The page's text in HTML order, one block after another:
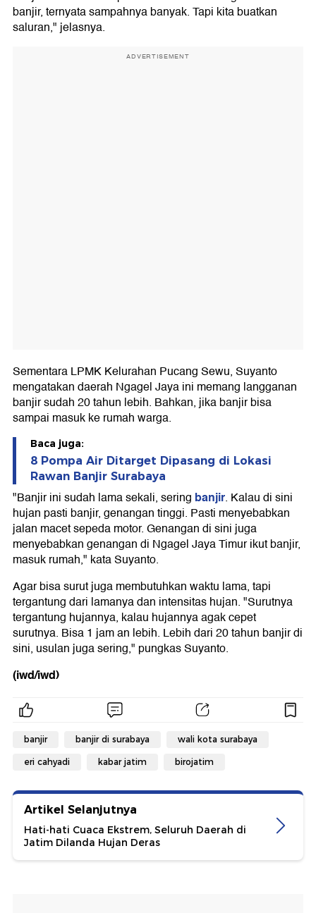
banjir, ternyata sampahnya banyak. Tapi kita buatkan
saluran," jelasnya.
ADVERTISEMENT
Sementara LPMK Kelurahan Pucang Sewu, Suyanto
mengatakan daerah Ngagel Jaya ini memang langganan
banjir sudah 20 tahun lebih. Bahkan, jika banjir bisa
sampai masuk ke rumah warga.
Baca juga:
8 Pompa Air Ditarget Dipasang di Lokasi
Rawan Banjir Surabaya
"Banjir ini sudah lama sekali, sering banjir. Kalau di sini
hujan pasti banjir, genangan tinggi. Pasti menyebabkan
jalan macet sepeda motor. Genangan di sini juga
menyebabkan genangan di Ngagel Jaya Timur ikut banjir,
masuk rumah," kata Suyanto.
Agar bisa surut juga membutuhkan waktu lama, tapi
tergantung dari lamanya dan intensitas hujan. "Surutnya
tergantung hujannya, kalau hujannya agak cepet
surutnya. Bisa 1 jam an lebih. Lebih dari 20 tahun banjir di
sini, usulan juga sering," pungkas Suyanto.
(iwd/iwd)
banjir banjir di surabaya wali kota surabaya
eri cahyadi kabar jatim birojatim
Artikel Selanjutnya
Hati-hati Cuaca Ekstrem, Seluruh Daerah di
Jatim Dilanda Hujan Deras